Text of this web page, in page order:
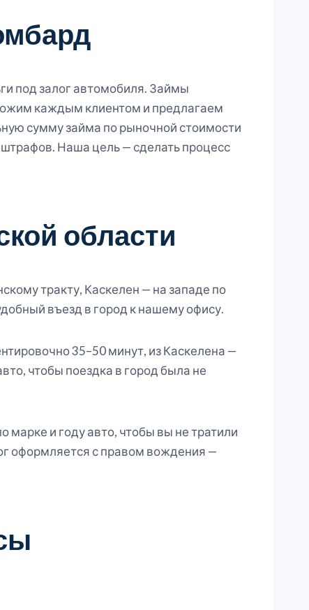
под залог автомобиля. Займы
каждым клиентом и предлагаем
сумму займа по рыночной стоимости
Наша цель — сделать процесс
области
тракту, Каскелен — на западе по
въезд в город к нашему офису.
35–50 минут, из Каскелена —
чтобы поездка в город была не
и году авто, чтобы вы не тратили
оформляется с правом вождения —